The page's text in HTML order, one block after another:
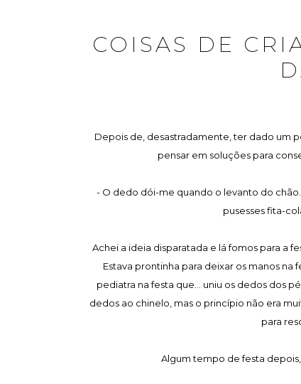
COISAS DE
Depois de, desastradamente, ter dado um
pensar em soluções para
- O dedo dói-me quando o levanto do
pusesses fita-
Achei a ideia disparatada e lá fomos para a
Estava prontinha para deixar os manos
pediatra na festa que... uniu os dedos dos
dedos ao chinelo, mas o princípio não era
para
Algum tempo de festa